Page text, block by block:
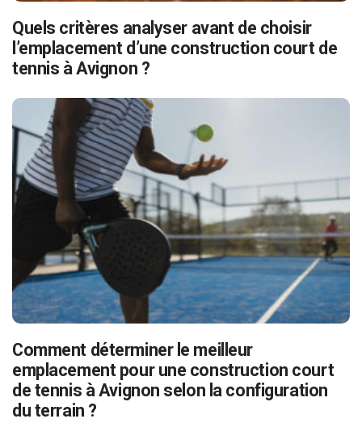
Quels critères analyser avant de choisir
l’emplacement d’une construction court de
tennis à Avignon ?
Comment déterminer le meilleur
emplacement pour une construction court
de tennis à Avignon selon la configuration
du terrain ?